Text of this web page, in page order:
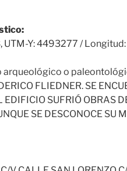
Y: 4493277 / Longitud:
arqueológico o
FLIEDNER. SE
EDIFICIO SUFRIÓ OBRAS
SE DESCONOCE SU